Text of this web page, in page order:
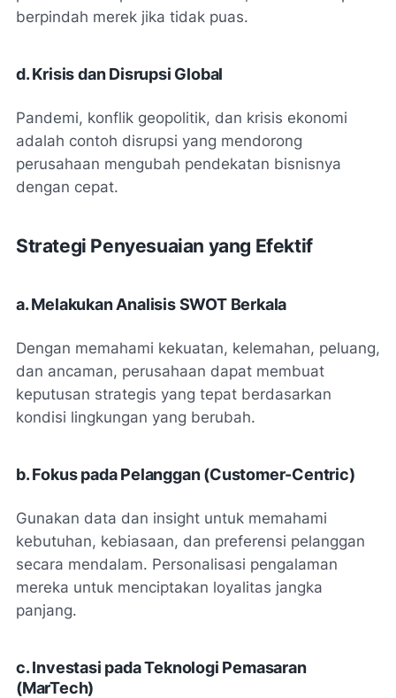
berpindah merek jika tidak puas.
d. Krisis dan Disrupsi Global
Pandemi, konflik geopolitik, dan krisis ekonomi
adalah contoh disrupsi yang mendorong
perusahaan mengubah pendekatan bisnisnya
dengan cepat.
Strategi Penyesuaian yang Efektif
a. Melakukan Analisis SWOT Berkala
Dengan memahami kekuatan, kelemahan, peluang,
dan ancaman, perusahaan dapat membuat
keputusan strategis yang tepat berdasarkan
kondisi lingkungan yang berubah.
b. Fokus pada Pelanggan(Customer-Centric)
Gunakan data dan insight untuk memahami
kebutuhan, kebiasaan, dan preferensi pelanggan
secara mendalam. Personalisasi pengalaman
mereka untuk menciptakan loyalitas jangka
panjang.
c. Investasi pada Teknologi Pemasaran
(MarTech)